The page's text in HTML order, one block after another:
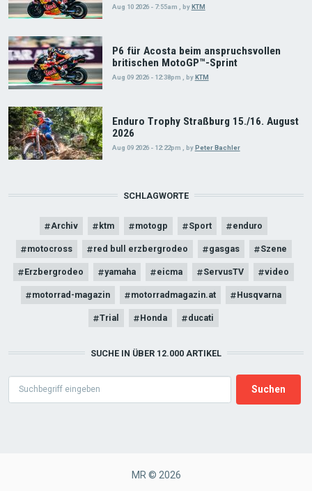
Aug 10 2026 - 7:55am , by KTM
P6 für Acosta beim anspruchsvollen
britischen MotoGP™-Sprint
Aug 09 2026 - 12:38pm byKTM
Enduro Trophy Straßburg 15./16. August
2026
Aug 09 2026 - 12:22pm byPeter Bachler
SCHLAGWORTE
Archiv ktm motogp Sport enduro
motocross red bull erzbergrodeo gasgas Szene
Erzbergrodeo yamaha eicma ServusTV video
motorrad-magazin motorradmagazin.at Husqvarna
Trial Honda ducati
SUCHE IN ÜBER 12.000 ARTIKEL
MR © 2026